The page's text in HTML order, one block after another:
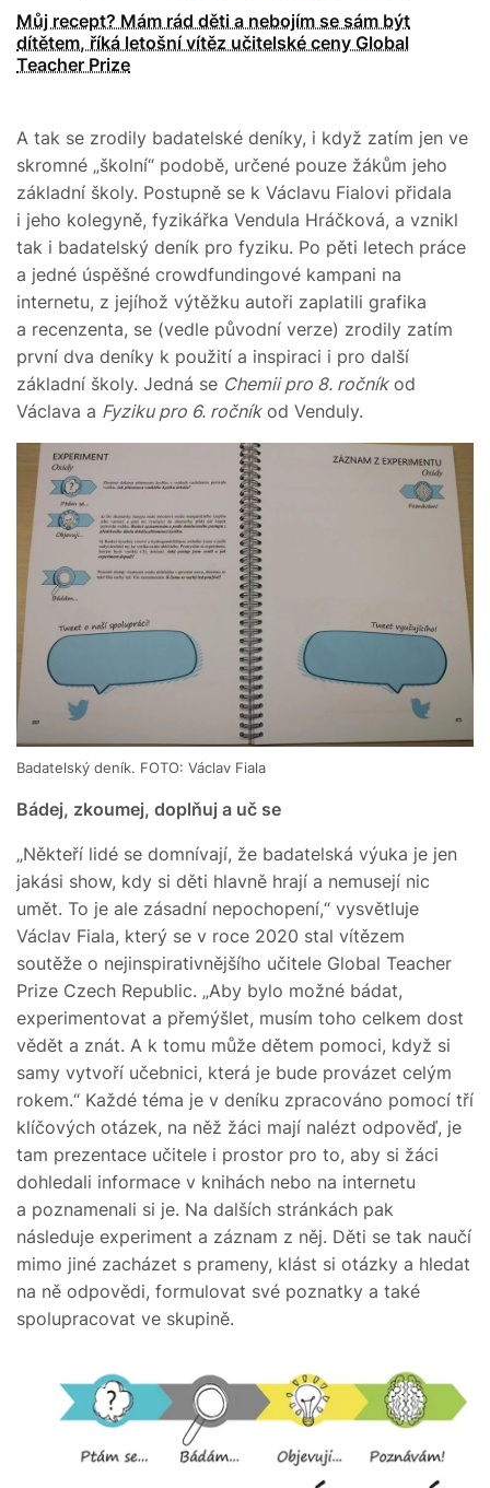
Můj recept? Mám rád děti a nebojím se sám být
dítětem, říká letošní vítěz učitelské ceny Global
Teacher Prize
A tak se zrodily badatelské deníky, i když zatím jen ve
skromné „školní“ podobě, určené pouze žákům jeho
základní školy. Postupně se k Václavu Fialovi přidala
i jeho kolegyně, fyzikářka Vendula Hráčková, a vznikl
tak i badatelský deník pro fyziku. Po pěti letech práce
a jedné úspěšné crowdfundingové kampani na
internetu, z jejíhož výtěžku autoři zaplatili grafika
a recenzenta, se (vedle původní verze) zrodily zatím
první dva deníky k použití a inspiraci i pro další
základní školy. Jedná se Chemii pro 8. ročníkod
Václava a Fyziku pro 6. ročníkod Venduly.
Badatelský deník. FOTO: Václav Fiala
Bádej, zkoumej, doplňuj a uč se
„Někteří lidé se domnívají, že badatelská výuka je jen
jakási show, kdy si děti hlavně hrají a nemusejí nic
umět. To je ale zásadní nepochopení,“ vysvětluje
Václav Fiala, který se v roce 2020 stal vítězem
soutěže o nejinspirativnějšího učitele Global Teacher
Prize Czech Republic. „Aby bylo možné bádat,
experimentovat a přemýšlet, musím toho celkem dost
vědět a znát. A k tomu může dětem pomoci, když si
samy vytvoří učebnici, která je bude provázet celým
rokem.“ Každé téma je v deníku zpracováno pomocí tří
klíčových otázek, na něž žáci mají nalézt odpověď, je
tam prezentace učitele i prostor pro to, aby si žáci
dohledali informace v knihách nebo na internetu
a poznamenali si je. Na dalších stránkách pak
následuje experiment a záznam z něj. Děti se tak naučí
mimo jiné zacházet s prameny, klást si otázky a hledat
na ně odpovědi, formulovat své poznatky a také
spolupracovat ve skupině.